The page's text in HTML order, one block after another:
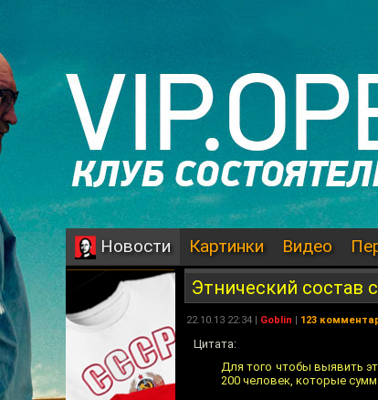
Новости Картинки Видео
Этнический состав
22.10.13 22:34 | Goblin | 123
Цитата:
Для того чтобы выявить
200 человек, которые